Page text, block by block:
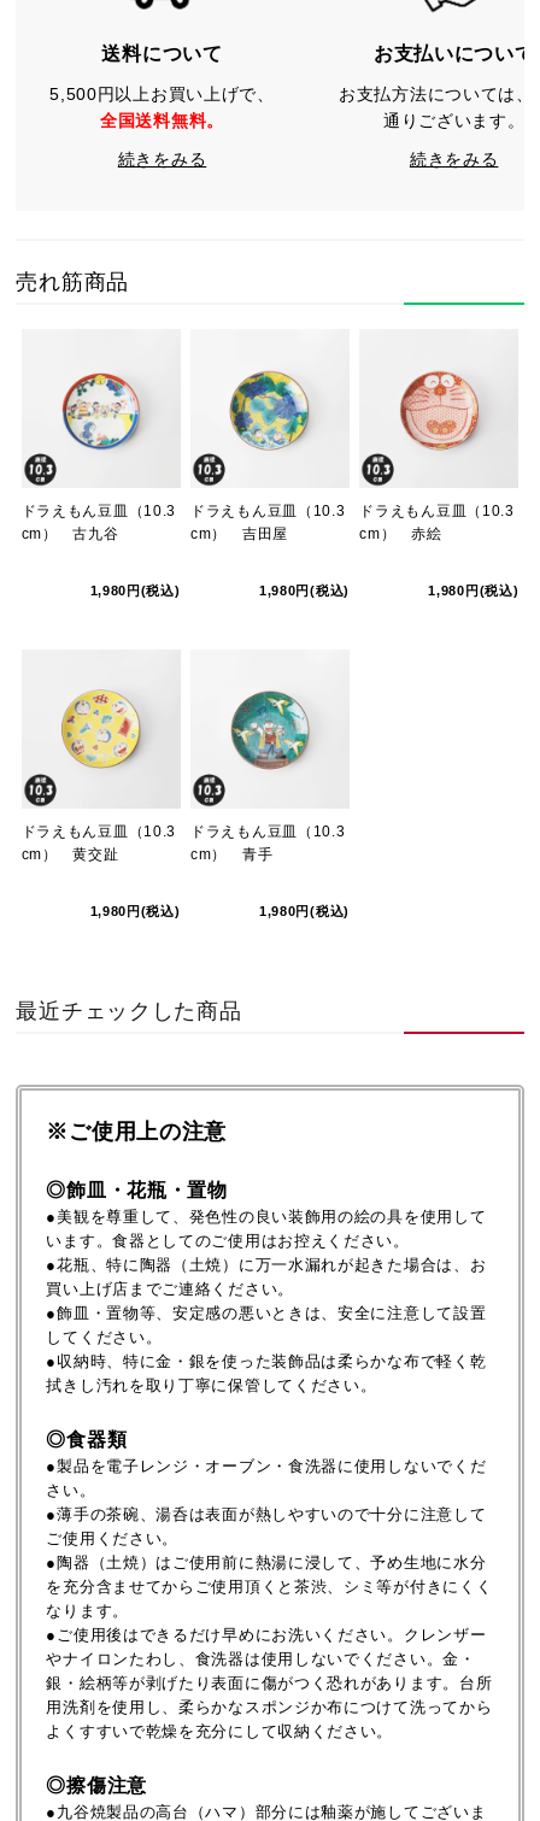
送料について
5,500円以上お買い上げで、
全国送料無料。
続きをみる
お支払いについて
お支払方法については、
通りございます。
続きをみる
売れ筋商品
ドラえもん豆皿（10.3
cm） 古九谷
1,980円(税込)
ドラえもん豆皿（10.3
cm） 吉田屋
1,980円(税込)
ドラえもん豆皿（10.3
cm） 赤絵
1,980円(税込)
ドラえもん豆皿（10.3
cm） 黄交趾
1,980円(税込)
ドラえもん豆皿（10.3
cm） 青手
1,980円(税込)
最近チェックした商品
※ご使用上の注意
◎飾皿・花瓶・置物
●美観を尊重して、発色性の良い装飾用の絵の具を使用して
います。食器としてのご使用はお控えください。
●花瓶、特に陶器（土焼）に万一水漏れが起きた場合は、お
買い上げ店までご連絡ください。
●飾皿・置物等、安定感の悪いときは、安全に注意して設置
してください。
●収納時、特に金・銀を使った装飾品は柔らかな布で軽く乾
拭きし汚れを取り丁寧に保管してください。
◎食器類
●製品を電子レンジ・オーブン・食洗器に使用しないでくだ
さい。
●薄手の茶碗、湯呑は表面が熱しやすいので十分に注意して
ご使用ください。
●陶器（土焼）はご使用前に熱湯に浸して、予め生地に水分
を充分含ませてからご使用頂くと茶渋、シミ等が付きにくく
なります。
●ご使用後はできるだけ早めにお洗いください。クレンザー
やナイロンたわし、食洗器は使用しないでください。金・
銀・絵柄等が剥げたり表面に傷がつく恐れがあります。台所
用洗剤を使用し、柔らかなスポンジか布につけて洗ってから
よくすすいで乾燥を充分にして収納ください。
◎擦傷注意
●九谷焼製品の高台（ハマ）部分には釉薬が施してございま